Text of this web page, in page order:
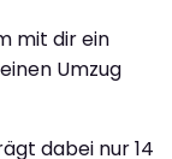
mit dir ein
Umzug
dabei nur 14